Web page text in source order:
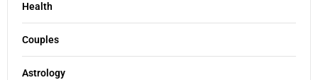
Health
Couples
Astrology